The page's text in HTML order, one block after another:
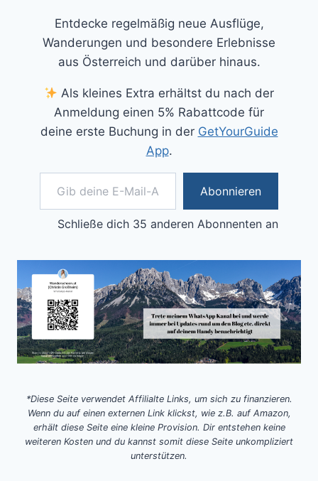
Entdecke regelmäßig neue Ausflüge,
Wanderungen und besondere Erlebnisse
aus Österreich und darüber hinaus.
Als kleines Extra erhältst du nach der
Anmeldung einen 5% Rabattcode für
deine erste Buchung in der GetYourGuide
App.
Gib deine E-Mail-Adresse ein ...
Abonnieren
Schließe dich 35 anderen Abonnenten an
*Diese Seite verwendet Affilialte Links, um sich zu finanzieren.
Wenn du auf einen externen Link klickst, wie z.B. auf Amazon,
erhält diese Seite eine kleine Provision. Dir entstehen keine
weiteren Kosten und du kannst somit diese Seite unkompliziert
unterstützen.